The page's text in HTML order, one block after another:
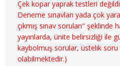
4. SINIF 7. YARIYIL MALİYE
4. SINIF 8. YARIYIL MALİYE
ÇALIŞMA EKO. VE END. İLİŞ.
Çek kopar yaprak testleri
Deneme sınavları yada çok
çıkmış sınav soruları" şeklinde
yayınlarda, ünite belirsizliği ile
kaybolmuş sorular, üstelik soru
olabilmektedir.)